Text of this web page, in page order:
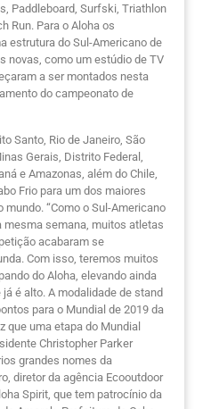
Paddleboard, Surfski, Triathlon
Run. Para o Aloha os
estrutura do Sul-Americano de
novas, como um estúdio de TV
a ser montados nesta
do campeonato de
Santo, Rio de Janeiro, São
Gerais, Distrito Federal,
e Amazonas, além do Chile,
Frio para um dos maiores
“Como o Sul-Americano
mesma semana, muitos atletas
acabaram se
Com isso, teremos muitos
do Aloha, elevando ainda
é alto. A modalidade de stand
para o Mundial de 2019 da
que uma etapa do Mundial
Christopher Parker
grandes nomes da
diretor da agência Ecooutdoor
Spirit, que tem patrocínio da